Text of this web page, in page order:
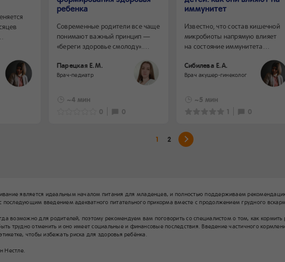
—
о вкусе
ребенка
Современные родители все чаще
понимают важный принцип —
«береги здоровье смолоду».
самое важное для любых мамы
и папы. Многие люди сегодня
здоровьем, ведут активный
образ жизни, занимаются
спортом, рационально питаются
Парецкая Е.М.
Врач-педиатр
~4 мин
0
0
иммунитет
Известно, что состав кишечной
микробиоты напрямую влияет
на состояние иммунитета
но особенно — в первые годы
жизни. Именно в этот период
кишечника микроорганизмами
и закладывается фундамент
здоровья ребенка.
Сибилева Е.А.
Врач акушер-гинеколог
~5 мин
1
0
1 2
является идеальным началом питания для младенцев, и полностью поддерживаем
введением адекватного питательного прикорма вместе с продолжением грудного
возможно для родителей, поэтому рекомендуем вам поговорить со специалистом о том, как
трудно отменить и оно имеет социальные и финансовые последствия. Введение частичного
чтобы избежать риска для здоровья ребёнка.
Нестле.